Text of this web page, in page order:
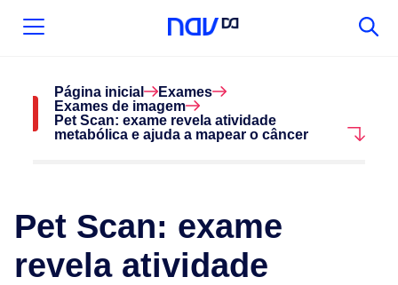
Página inicial
Exames
Exames de imagem
Pet Scan: exame revela atividade
metabólica e ajuda a mapear o câncer
Pet Scan: exame
revela atividade